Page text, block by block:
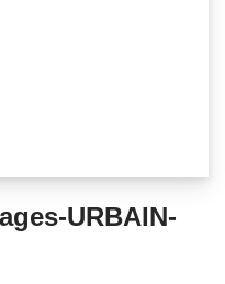
URBAIN-